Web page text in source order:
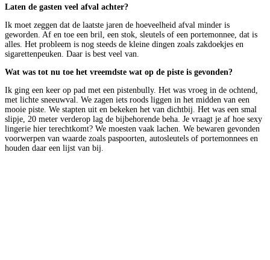
Laten de gasten veel afval achter?
Ik moet zeggen dat de laatste jaren de hoeveelheid afval minder is
geworden. Af en toe een bril, een stok, sleutels of een portemonnee, dat is
alles. Het probleem is nog steeds de kleine dingen zoals zakdoekjes en
sigarettenpeuken. Daar is best veel van.
Wat was tot nu toe het vreemdste wat op de piste is gevonden?
Ik ging een keer op pad met een pistenbully. Het was vroeg in de ochtend,
met lichte sneeuwval. We zagen iets roods liggen in het midden van een
mooie piste. We stapten uit en bekeken het van dichtbij. Het was een smal
slipje, 20 meter verderop lag de bijbehorende beha. Je vraagt je af hoe sexy
lingerie hier terechtkomt? We moesten vaak lachen. We bewaren gevonden
voorwerpen van waarde zoals paspoorten, autosleutels of portemonnees en
houden daar een lijst van bij.